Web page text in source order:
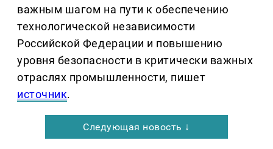
важным шагом на пути к обеспечению
технологической независимости
Российской Федерации и повышению
уровня безопасности в критически важных
отраслях промышленности, пишет
источник.
Следующая новость ↓